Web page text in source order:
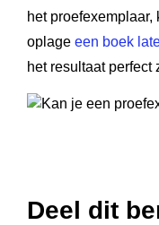
het
oplage een boek
het resultaat perfect
Deel dit